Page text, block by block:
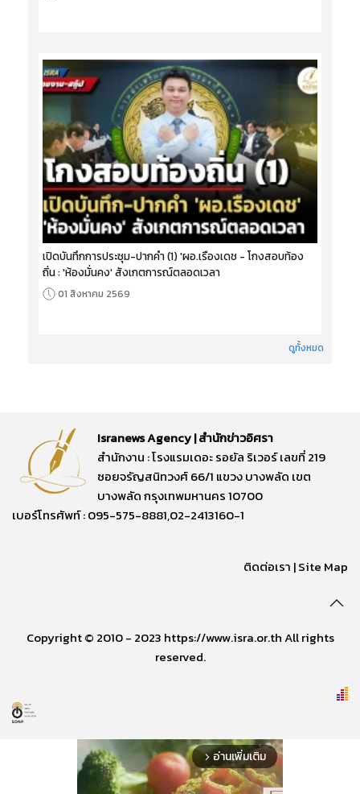
เปิดบันทึกการประชุม-ปากคำ (1) 'ผอ.เรืองเดช - โกงสอบท้อง
ถิ่น : 'ห้องมั่นคง' สังเกตการณ์ตลอดเวลา
01 สิงหาคม 2569
ดูทั้งหมด
Isranews Agency | สำนักข่าวอิศรา
สำนักงาน : โรงแรมเดอะ รอยัล ริเวอร์ เลขที่ 219
ซอยจรัญสนิทวงศ์ 66/1 แขวง บางพลัด เขต
บางพลัด กรุงเทพมหานคร 10700
เบอร์โทรศัพท์ : 095-575-8881,02-2413160-1
ติดต่อเรา |Site Map
Copyright © 2010 - 2023 https://www.isra.or.th All rights
reserved.
arrow_forward_ios อ่านเพิ่มเติม